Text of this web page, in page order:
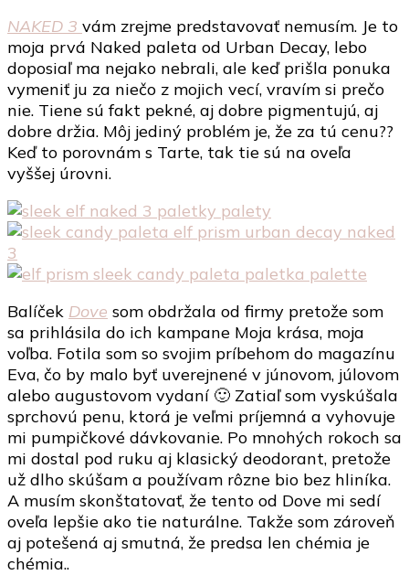
NAKED 3 vám zrejme predstavovať nemusím. Je to
moja prvá Naked paleta od Urban Decay, lebo
doposiaľ ma nejako nebrali, ale keď prišla ponuka
vymeniť ju za niečo z mojich vecí, vravím si prečo
nie. Tiene sú fakt pekné, aj dobre pigmentujú, aj
dobre držia. Môj jediný problém je, že za tú cenu??
Keď to porovnám s Tarte, tak tie sú na oveľa
vyššej úrovni.
Balíček Dove som obdržala od firmy pretože som
sa prihlásila do ich kampane Moja krása, moja
voľba. Fotila som so svojim príbehom do magazínu
Eva, čo by malo byť uverejnené v júnovom, júlovom
alebo augustovom vydaní 🙂 Zatiaľ som vyskúšala
sprchovú penu, ktorá je veľmi príjemná a vyhovuje
mi pumpičkové dávkovanie. Po mnohých rokoch sa
mi dostal pod ruku aj klasický deodorant, pretože
už dlho skúšam a používam rôzne bio bez hliníka.
A musím skonštatovať, že tento od Dove mi sedí
oveľa lepšie ako tie naturálne. Takže som zároveň
aj potešená aj smutná, že predsa len chémia je
chémia..